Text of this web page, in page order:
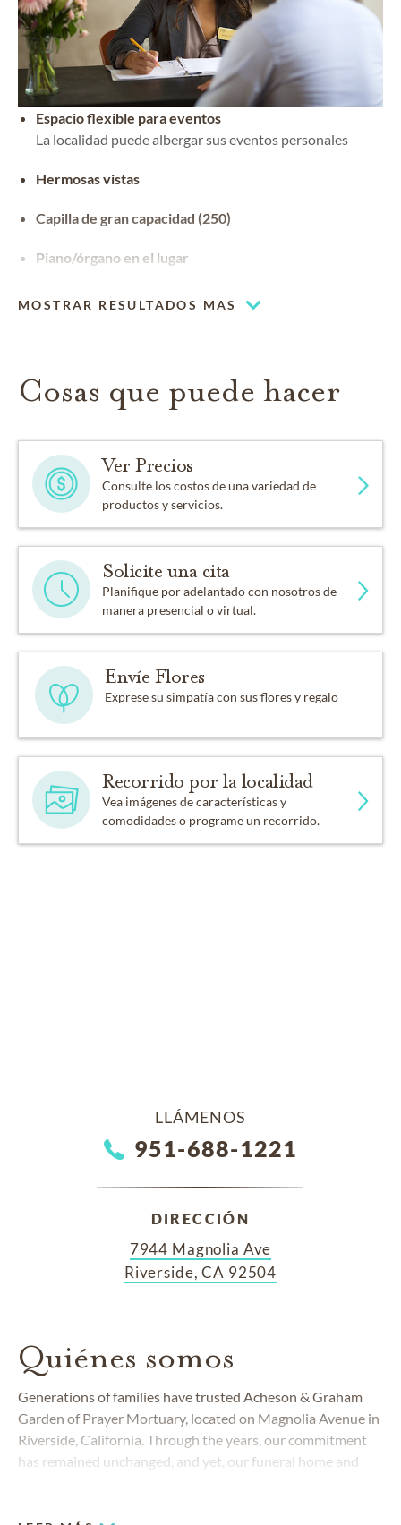
Espacio flexible para eventos
La localidad puede albergar sus eventos personales
Hermosas vistas
Capilla de gran capacidad (250)
Piano/órgano en el lugar
MOSTRAR RESULTADOS MAS
Cosas que puede hacer
Ver Precios
Consulte los costos de una variedad de
productos y servicios.
Solicite una cita
Planifique por adelantado con nosotros de
manera presencial o virtual.
Envíe Flores
Exprese su simpatía con sus flores y regalo
Recorrido por la localidad
Vea imágenes de características y
comodidades o programe un recorrido.
LLÁMENOS
951-688-1221
DIRECCIÓN
7944 Magnolia Ave
Riverside, CA 92504
Quiénes somos
Generations of families have trusted Acheson & Graham
Garden of Prayer Mortuary, located on Magnolia Avenue in
Riverside, California. Through the years, our commitment
has remained unchanged, and yet, our funeral home and